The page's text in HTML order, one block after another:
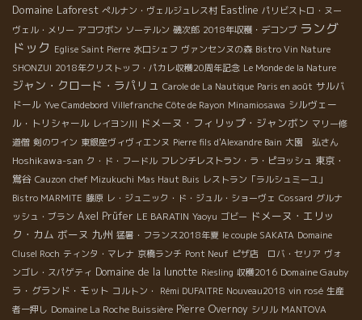
Domaine Laforest ぺルナン・ヴェルジュレス村 Eastline パリビストロ・ヌー
ヴェル・メリー アコワボン ソーテルン 磯次郎 2018年収穫・デコンブ ラング
ドック Eglise Saint Pierre 水口シェフ ヴァンセンヌの森 Bistro Vin Nature
SHONZUI 2018年クリストッフ・パカレ収穫20周年記念 Le Monde de la Nature
ジャン・クロード・ラパリュ Carole de La Nautique Paris en août サルバ
ドール Yve Camdebord Villefranche Côte de Rayon Minamiosawa シルヴェー
ル・トリシャール レイヨン川 ドメーヌ・フィリップ・ジャンボン マリー修
道僧 剣のワイン 東銀座ヴィヴィエンヌ Pierre fils d'Alexandre Bain 大園 弘さん
Hoshikawa-san ク・ド・フードル フレンチレストラン・ラ・ピヨッシュ 東京・
鴬谷 Cauzon chef Mizukuchi Mas Haut Buis レストラン「ラルシュミーユ」
Bistro MARMITE 藤原 レ・ジュニック・ド・ジュル・ショーヴェ Cossard グルナ
ッシュ・ブラン Axel Prüfer LE BARATIN Yaoyu ゴビー ドメーヌ・エリッ
ク・カム ボーヌ 九州 猛暑・フランス2018年夏 le couple SAKATA Domaine
Clusel Roch ティンタ・マレナ 京橋ランチ Pont Neuf ピザ店 ロバ・セリア ヴォ
ンゴレ・スパゲティ Domaine de la lunotte Riesling 収穫2016 Domaine Gauby
ラ・グランド・モット コルトン・ Rémi DUFAITRE Nouveau2018 vin rosé 生産
者一押し Domaine La Roche Buissière Pierre Overnoy シリル MANTOVA